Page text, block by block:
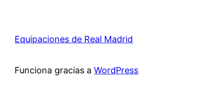
Equipaciones de Real Madrid
Funciona gracias aWordPress